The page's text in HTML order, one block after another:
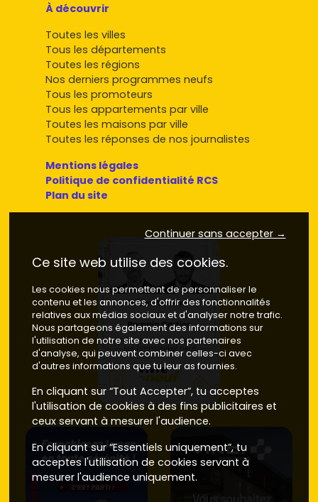
À découvrir
Toutes les villes
Tous les départements
Toutes les régions
Nos derniers programmes neufs
Tous les promoteurs
Tous les appartements par ville
Toutes les maisons par ville
Toutes les réponses de nos journalistes
Mentions légales
Politique de confidentialité RCS
Plan du site
Continuer sans accepter →
Ce site web utilise des cookies.
Les cookies nous permettent de personnaliser le
contenu et les annonces, d'offrir des fonctionnalités
relatives aux médias sociaux et d'analyser notre trafic.
Nous partageons également des informations sur
l'utilisation de notre site avec nos partenaires
d'analyse, qui peuvent combiner celles-ci avec
d'autres informations que tu leur as fournies.
En cliquant sur “Tout Accepter”, tu acceptes
l'utilisation de cookies à des fins publicitaires et
ceux servant à mesurer l'audience.
En cliquant sur “Essentiels uniquement”, tu
acceptes l'utilisation de cookies servant à
mesurer l'audience uniquement.